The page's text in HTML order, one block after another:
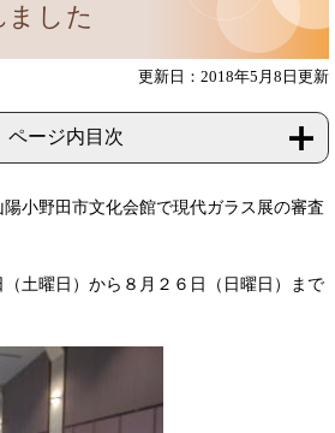
した
更新日：2018年5月8日更新
ページ内目次
小野田市文化会館で現代ガラス展の審査
土曜日）から８月２６日（日曜日）まで